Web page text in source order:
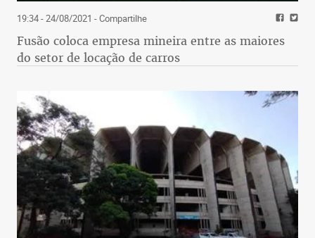
19:34 - 24/08/2021 - Compartilhe
Fusão coloca empresa mineira entre as maiores
do setor de locação de carros